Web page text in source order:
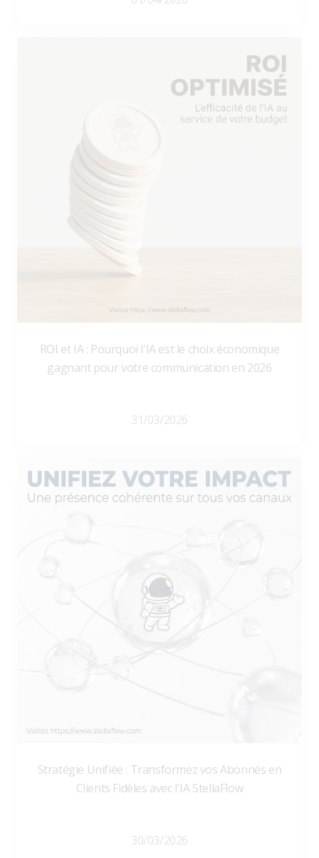
ROI et IA : Pourquoi l'IA est le choix économique
gagnant pour votre communication en 2026
31/03/2026
Stratégie Unifiée : Transformez vos Abonnés en
Clients Fidèles avec l'IA StellaFlow
30/03/2026